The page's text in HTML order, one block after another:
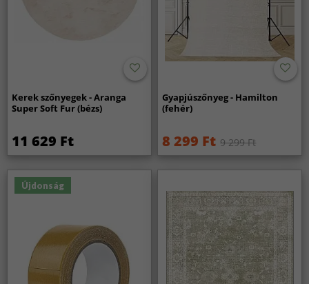
Kerek szőnyegek - Aranga
Super Soft Fur (bézs)
11 629 Ft
Gyapjúszőnyeg - Hamilton
(fehér)
8 299 Ft 9 299 Ft
Újdonság